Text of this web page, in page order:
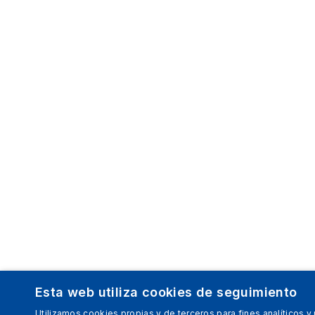
Esta web utiliza cookies de seguimiento